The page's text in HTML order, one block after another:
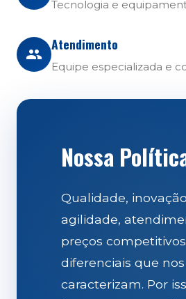
Tecnologia e
Atendimento
Equipe especializada e
Nossa
Qualidade,
agilidade,
preços
diferenciais que nos
caracterizam. Por